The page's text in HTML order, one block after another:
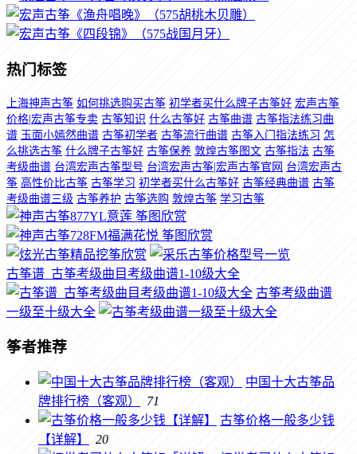
热门标签
上海神声古筝 如何挑选购买古筝 初学者买什么牌子古筝好 宏声古筝
价格|宏声古筝专卖 古筝知识 什么古筝好 古筝曲谱 古筝指法练习曲
谱 玉面小嫣然曲谱 古筝初学者 古筝流行曲谱 古筝入门指法练习 怎
么挑选古筝 什么牌子古筝好 古筝保养 敦煌古筝图文 古筝指法 古筝
考级曲谱 台湾宏声古筝型号 台湾宏声古筝|宏声古筝官网 台湾宏声古
筝 高性价比古筝 古筝学习 初学者买什么古筝好 古筝经典曲谱 古筝
考级曲谱三级 古筝养护 古筝选购 敦煌古筝 学习古筝
古筝谱_古筝考级曲目考级曲谱1-10级大全
古筝考级曲谱
一级至十级大全
筝者推荐
中国十大古筝品
牌排行榜（客观）
71
古筝价格一般多少钱
【详解】
20